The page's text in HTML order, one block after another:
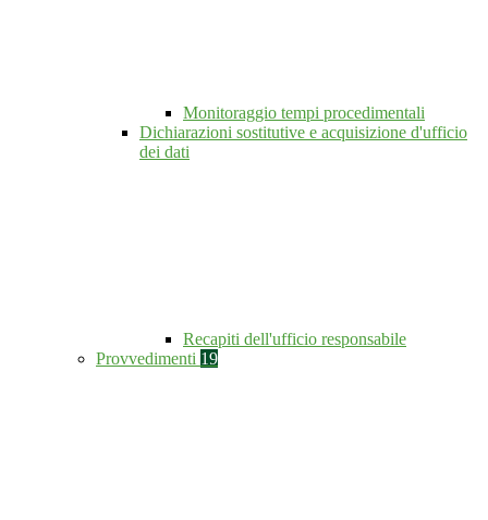
Monitoraggio tempi procedimentali
Dichiarazioni sostitutive e acquisizione d'ufficio
dei dati
Recapiti dell'ufficio responsabile
Provvedimenti 19